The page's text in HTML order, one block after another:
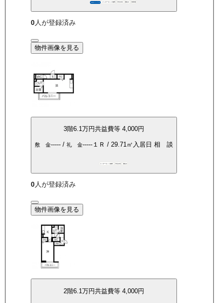
360°パノラマ インターネット無料 P空き有 敷礼0 角部屋
0人が登録済み
物件画像を見る
3階6.1万円共益費等 4,000円
敷 金-----/ 礼 金-----１Ｒ / 29.71 ㎡ 入居日 相 談
インターネット無料 P空き有 敷礼0
0人が登録済み
物件画像を見る
2階6.1万円共益費等 4,000円